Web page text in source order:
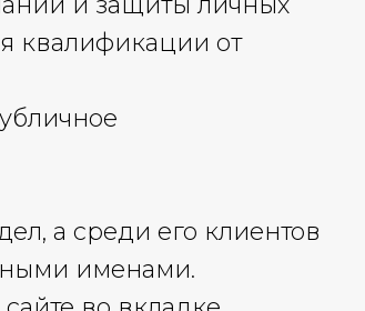
квалификации от
а среди его клиентов
именами.